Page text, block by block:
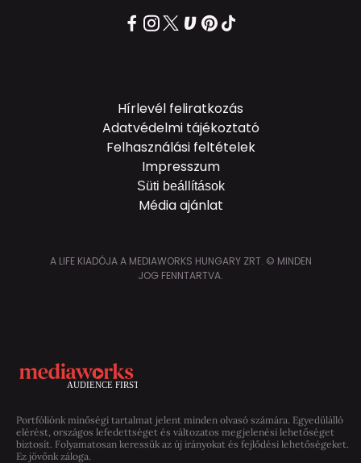
Hírlevél feliratkozás
Adatvédelmi tájékoztató
Felhasználási feltételek
Impresszum
Süti beállítások
Média ajánlat
A LIFE KIADÓJA A MEDIAWORKS HUNGARY ZRT. © MINDEN
JOG FENNTARTVA.
Portfóliónk minőségi tartalmat jelent minden olvasó számára. Egyedülálló
elérést, országos lefedettséget és változatos megjelenési lehetőséget
biztosít. Folyamatosan keressük az új irányokat és fejlődési lehetőségeket.
Ez jövőnk záloga.